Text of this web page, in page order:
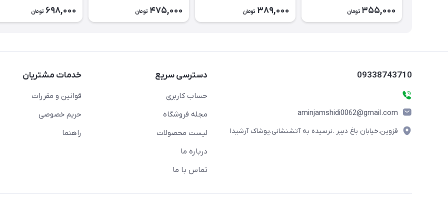
355,000 تومان 389,000 تومان
بچه‌گانه نخی کد ۲۶۲۹
475,000 تومان 698,000 تومان
09338743710
aminjamshidi0062@gmail.com
قزوین.خیابان باغ دبیر .نرسیده به آتشنشانی.پوشاک آرشیدا
دسترسی سریع
حساب کاربری
مجله فروشگاه
لیست محصولات
درباره ما
تماس با ما
خدمات مشتریان
قوانین و مقررات
حریم خصوصی
راهنما